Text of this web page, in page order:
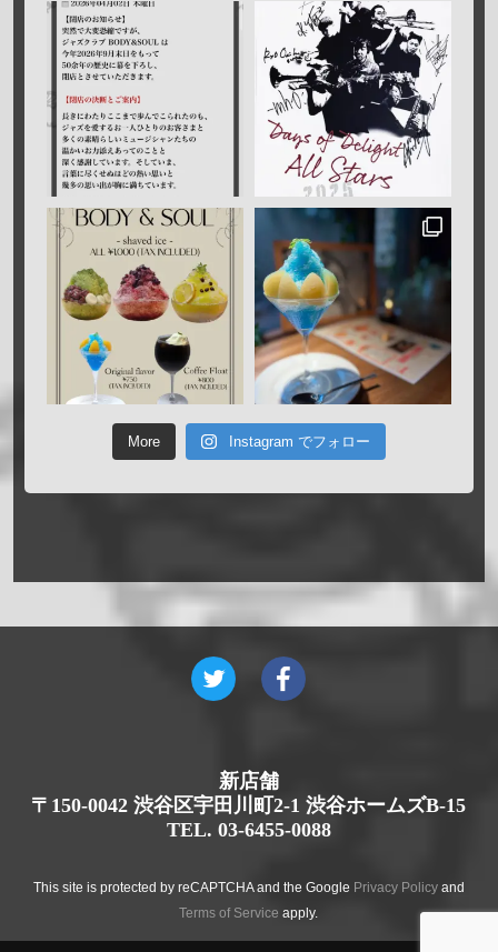
More Instagram でフォロー
新店舗
〒150-0042 渋谷区宇田川町2-1 渋谷ホームズB-15
TEL. 03-6455-0088
This site is protected by reCAPTCHA and the Google Privacy Policyand
Terms of Service apply.